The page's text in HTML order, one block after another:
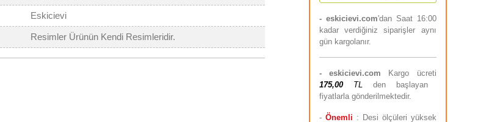
Eskicievi
Resimler Ürünün Kendi Resimleridir.
- eskicievi.com'dan Saat 16:00
kadar verdiğiniz siparişler aynı
gün kargolanır.
-eskicievi.com
Kargo ücreti
175,00
TL
den başlayan
fiyatlarla gönderilmektedir.
- Önemli : Desi ölçüleri yüksek